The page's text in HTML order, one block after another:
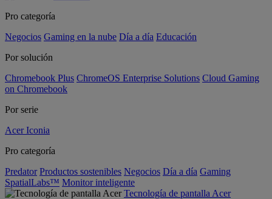
Pro categoría
Negocios Gaming en la nube Día a día Educación
Por solución
Chromebook Plus ChromeOS Enterprise Solutions Cloud Gaming
on Chromebook
Por serie
Acer Iconia
Pro categoría
Predator Productos sostenibles Negocios Día a día Gaming
SpatialLabs™ Monitor inteligente
Tecnología de pantalla Acer